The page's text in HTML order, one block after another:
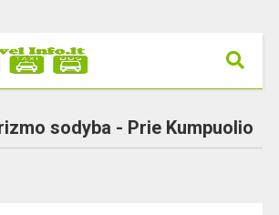
sodyba - Prie Kumpuolio